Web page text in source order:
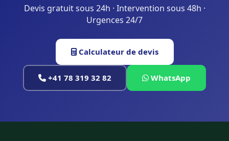
Devis gratuit sous 24h · Intervention sous 48h ·
Urgences 24/7
Calculateur de devis
+41 78 319 32 82 WhatsApp